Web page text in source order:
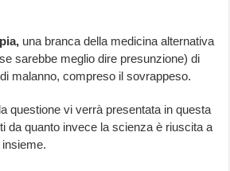
una branca della medicina alternativa
sarebbe meglio dire presunzione) di
malanno, compreso il sovrappeso.
questione vi verrà presentata in questa
da quanto invece la scienza è riuscita a